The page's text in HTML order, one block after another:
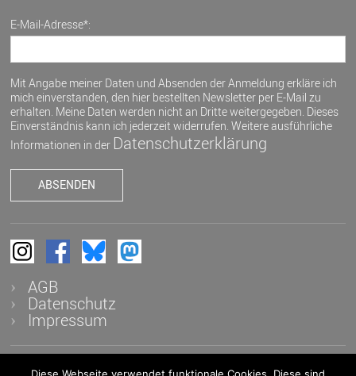
E-Mail-Adresse*:
Mit Angabe meiner Daten und Absenden der Anmeldung erkläre ich
mich einverstanden, den hier bestellten Newsletter per E-Mail zu
erhalten. Meine Daten werden nicht an Dritte weitergegeben. Dieses
Einverständnis kann ich jederzeit widerrufen. Weitere ausführliche
Informationen in der Datenschutzerklärung
AGB
Datenschutz
Impressum